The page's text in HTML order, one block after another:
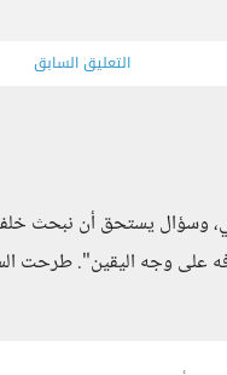
التعليق السابق
وسؤال يستحق أن نبحث
على وجه اليقين". طرحت